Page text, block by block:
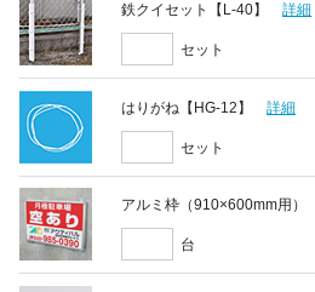
鉄クイセット【L-40】 詳細
セット
はりがね【HG-12】 詳細
セット
アルミ枠（910×600mm用）
台